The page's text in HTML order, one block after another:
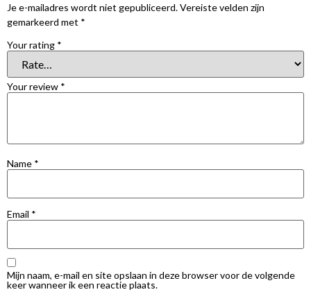
Je e-mailadres wordt niet gepubliceerd.Vereiste velden zijn
gemarkeerd met *
Your rating *
Your review *
Name *
Email *
Mijn naam, e-mail en site opslaan in deze browser voor de volgende
keer wanneer ik een reactie plaats.